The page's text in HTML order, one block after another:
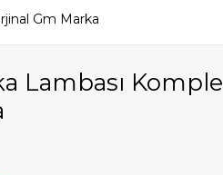
Gm Marka
Lambası Komple